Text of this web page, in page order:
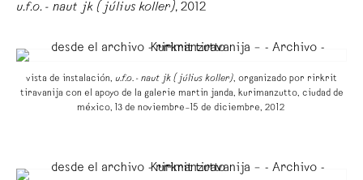
u.f.o. - naut jk (július koller), 2012
vista de instalación, u.f.o. - naut jk (július koller), organizado por rirkrit
tiravanija con el apoyo de la galerie martin janda, kurimanzutto, ciudad de
méxico, 13 de noviembre–15 de diciembre, 2012